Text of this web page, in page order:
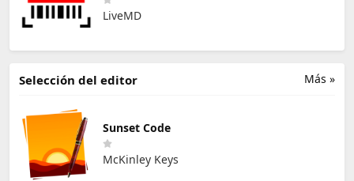
LiveMD
Más »
Selección del editor
Sunset Code
McKinley Keys